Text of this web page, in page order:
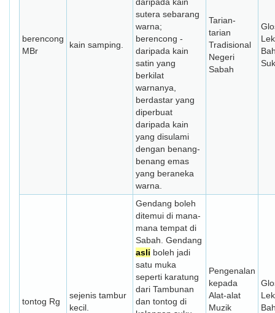
berencong
MBr
kain samping.
sutera sebarang
warna;
berencong -
daripada kain
satin yang
berkilat
warnanya,
berdastar yang
diperbuat
daripada kain
yang disulami
dengan benang-
benang emas
yang beraneka
warna.
Tarian-
tarian
Tradisional
Negeri
Sabah
tontog Rg
sejenis tambur
kecil.
Gendang boleh
ditemui di mana-
mana tempat di
Sabah. Gendang
asli boleh jadi
satu muka
seperti karatung
dari Tambunan
dan tontog di
Pengenalan
kepada
Alat-alat
Muzik